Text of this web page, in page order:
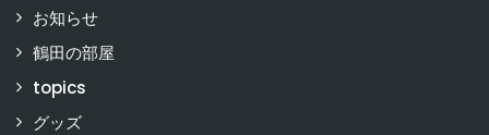
お知らせ
鶴田の部屋
topics
グッズ